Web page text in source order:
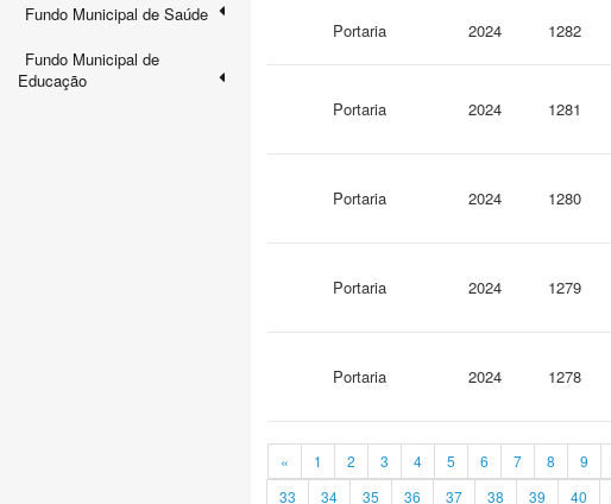
Fundo Municipal de Saúde
Fundo Municipal de
Educação
Portaria 2024 1282
Portaria 2024 1281
Portaria 2024 1280
Portaria 2024 1279
Portaria 2024 1278
« 1 2 3 4 5 6 7 8 9
33
34 35 36 37 38 39 40